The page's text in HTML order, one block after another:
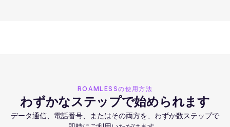
ROAMLESSの使用方法
わずかなステップで始められます
データ通信、電話番号、またはその両方を、わずか数ステップで